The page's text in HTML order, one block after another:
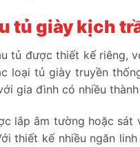
tủ giày kịch
tủ được thiết kế riêng,
loại tủ giày truyền
gia đình có nhiều
lắp âm tường hoặc
thiết kế nhiều ngăn